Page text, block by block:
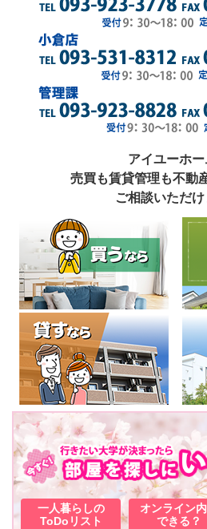
アイユーホ
売買も賃貸管理も不動
ご相談いただけ
一人暮らしの
ToDoリスト
オンライン
できる？